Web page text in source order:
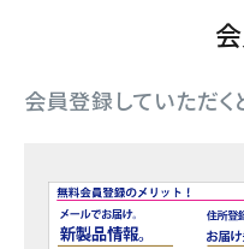
ACCOUNT MENU
ようこそ ゲスト 様
商品カテゴリー
会員登録していただく